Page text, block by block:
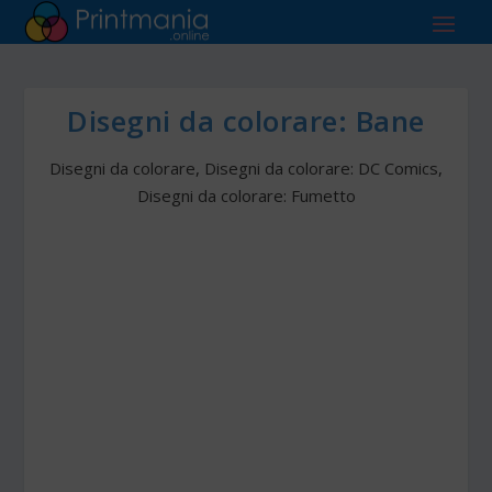
Disegni da colorare: Bane
Disegni da colorare, Disegni da colorare: DC Comics,
Disegni da colorare: Fumetto